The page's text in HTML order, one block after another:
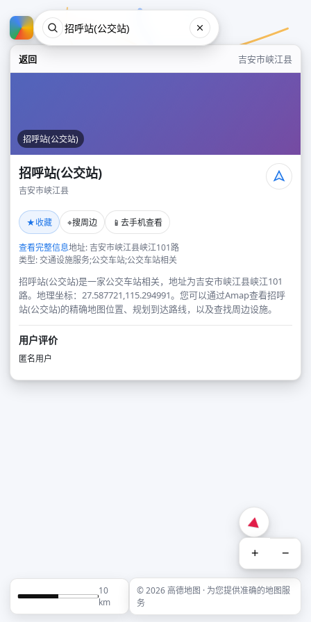
返回 吉安市峡江县
招呼站(公交站)
招呼站(公交站)
吉安市峡江县
★收藏 ⌖搜周边 📱 去手机查看
查看完整信息地址: 吉安市峡江县峡江101路
类型: 交通设施服务;公交车站;公交车站相关
招呼站(公交站)是一家公交车站相关，地址为吉安市峡江县峡江101
路。地理坐标：27.587721,115.294991。您可以通过Amap查看招呼
站(公交站)的精确地图位置、规划到达路线，以及查找周边设施。
用户评价
匿名用户
+ −
10
km
© 2026 高德地图 · 为您提供准确的地图服
务